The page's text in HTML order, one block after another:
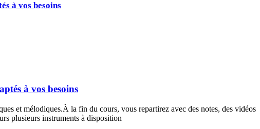
à vos besoins
à vos besoins
et mélodiques.À la fin du cours, vous repartirez avec des notes, des vidéos
plusieurs instruments à disposition